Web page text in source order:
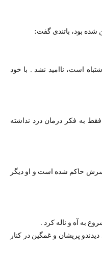
شده بود، باتندی گفت:
است، ناامید نشد . با خود
به فکر درمان درد نداشته
حاکم شده است و او دیگر
به آه و ناله کرد .
پریشان و غمگین در کنار